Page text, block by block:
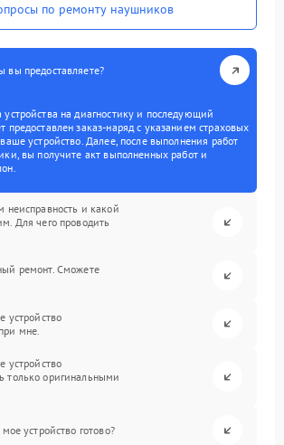
по ремонту наушников
вы предоставляете?
на диагностику и последующий
предоставлен заказ-наряд с указанием страховых
устройство. Далее, после выполнения работ
вы получите акт выполненных работ и
и какой
Для чего проводить
ремонт. Сможете
устройство
мне.
устройство
только оригинальными
устройство готово?